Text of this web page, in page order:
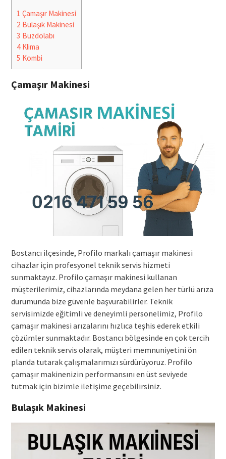
1 Çamaşır Makinesi
2 Bulaşık Makinesi
3 Buzdolabı
4Klima
5 Kombi
Çamaşır Makinesi
Bostancı ilçesinde, Profilo markalı çamaşır makinesi
cihazlar için profesyonel teknik servis hizmeti
sunmaktayız. Profilo çamaşır makinesi kullanan
müşterilerimiz, cihazlarında meydana gelen her türlü arıza
durumunda bize güvenle başvurabilirler. Teknik
servisimizde eğitimli ve deneyimli personelimiz, Profilo
çamaşır makinesi arızalarını hızlıca teşhis ederek etkili
çözümler sunmaktadır. Bostancı bölgesinde en çok tercih
edilen teknik servis olarak, müşteri memnuniyetini ön
planda tutarak çalışmalarımızı sürdürüyoruz. Profilo
çamaşır makinenizin performansını en üst seviyede
tutmak için bizimle iletişime geçebilirsiniz.
Bulaşık Makinesi